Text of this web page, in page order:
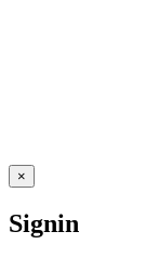
×
Signin